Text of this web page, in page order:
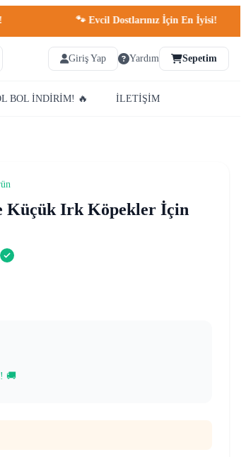
🐾 Evcil Dostlarınız İçin En İyisi!
Giriş Yap Yardım Sepetim
BOL İNDİRİM! 🔥 İLETİŞİM
Küçük Irk Köpekler İçin
🚚